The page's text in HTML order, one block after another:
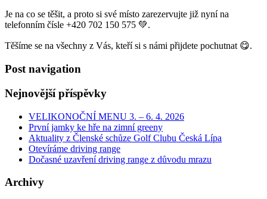
Je na co se těšit, a proto si své místo zarezervujte již nyní na
telefonním čísle +420 702 150 575 💚.
Těšíme se na všechny z Vás, kteří si s námi přijdete pochutnat 😋.
Post navigation
Nejnovější příspěvky
VELIKONOČNÍ MENU 3. – 6. 4. 2026
První jamky ke hře na zimní greeny
Aktuality z Členské schůze Golf Clubu Česká Lípa
Otevíráme driving range
Dočasné uzavření driving range z důvodu mrazu
Archivy